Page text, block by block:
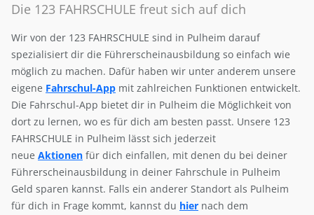
Die 123 FAHRSCHULE freut sich auf dich
Wir von der 123 FAHRSCHULE sind in Pulheim darauf
spezialisiert dir die Führerscheinausbildung so einfach wie
möglich zu machen. Dafür haben wir unter anderem unsere
eigene Fahrschul-App mit zahlreichen Funktionen entwickelt.
Die Fahrschul-App bietet dir in Pulheim die Möglichkeit von
dort zu lernen, wo es für dich am besten passt. Unsere 123
FAHRSCHULE in Pulheim lässt sich jederzeit
neue Aktionen für dich einfallen, mit denen du bei deiner
Führerscheinausbildung in deiner Fahrschule in Pulheim
Geld sparen kannst. Falls ein anderer Standort als Pulheim
für dich in Frage kommt, kannst du hier nach dem